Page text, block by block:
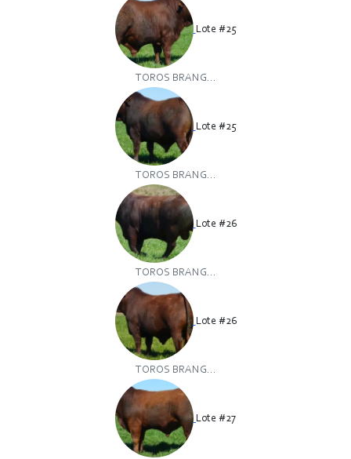
Lote #25
TOROS BRANG...
Lote #25
TOROS BRANG...
Lote #26
TOROS BRANG...
Lote #26
TOROS BRANG...
Lote #27